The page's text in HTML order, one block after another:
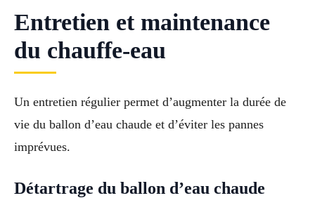
Entretien et maintenance
du chauffe-eau
Un entretien régulier permet d’augmenter la durée de
vie du ballon d’eau chaude et d’éviter les pannes
imprévues.
Détartrage du ballon d’eau chaude